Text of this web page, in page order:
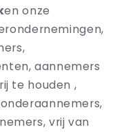
en onze
aannemers
te houden ,
vrij van